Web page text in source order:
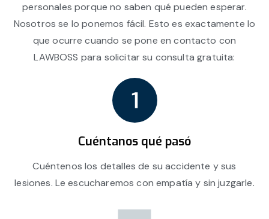
personales porque no saben qué pueden esperar.
Nosotros se lo ponemos fácil. Esto es exactamente lo
que ocurre cuando se pone en contacto con
LAWBOSS para solicitar su consulta gratuita:
Cuéntanos qué pasó
Cuéntenos los detalles de su accidente y sus
lesiones. Le escucharemos con empatía y sin juzgarle.